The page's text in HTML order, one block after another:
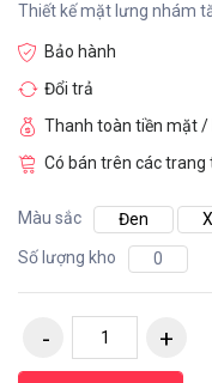
Thiết kế mặt lưng nhám
Bảo hành
Đổi trả
Thanh toàn tiền mặt
Có bán trên các
Màu sắc Đen
Số lượng kho
0